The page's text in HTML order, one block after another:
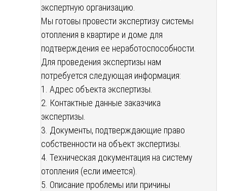
экспертную организацию.
Мы готовы провести экспертизу системы
отопления в квартире и доме для
подтверждения ее неработоспособности.
Для проведения экспертизы нам
потребуется следующая информация:
1. Адрес объекта экспертизы.
2. Контактные данные заказчика
экспертизы.
3. Документы, подтверждающие право
собственности на объект экспертизы.
4. Техническая документация на систему
отопления (если имеется).
5. Описание проблемы или причины